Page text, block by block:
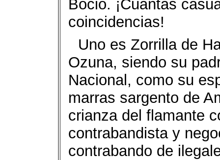
Boció. ¡Cuántas
coincidencias!
Uno es Zorrilla de
Ozuna, siendo su
Nacional, como su
marras sargento de
crianza del flamante
contrabandista y
contrabando de